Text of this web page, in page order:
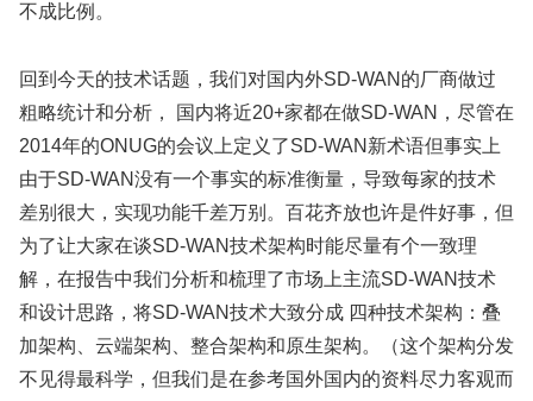
不成比例。
回到今天的技术话题，我们对国内外SD-WAN的厂商做过
粗略统计和分析， 国内将近20+家都在做SD-WAN，尽管在
2014年的ONUG的会议上定义了SD-WAN新术语但事实上
由于SD-WAN没有一个事实的标准衡量，导致每家的技术
差别很大，实现功能千差万别。百花齐放也许是件好事，但
为了让大家在谈SD-WAN技术架构时能尽量有个一致理
解，在报告中我们分析和梳理了市场上主流SD-WAN技术
和设计思路，将SD-WAN技术大致分成 四种技术架构：叠
加架构、云端架构、整合架构和原生架构。（这个架构分发
不见得最科学，但我们是在参考国外国内的资料尽力客观而